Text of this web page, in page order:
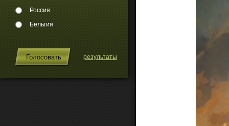
Россия
Бельгия
результаты